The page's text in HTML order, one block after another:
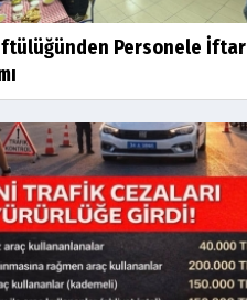
Personele İftar